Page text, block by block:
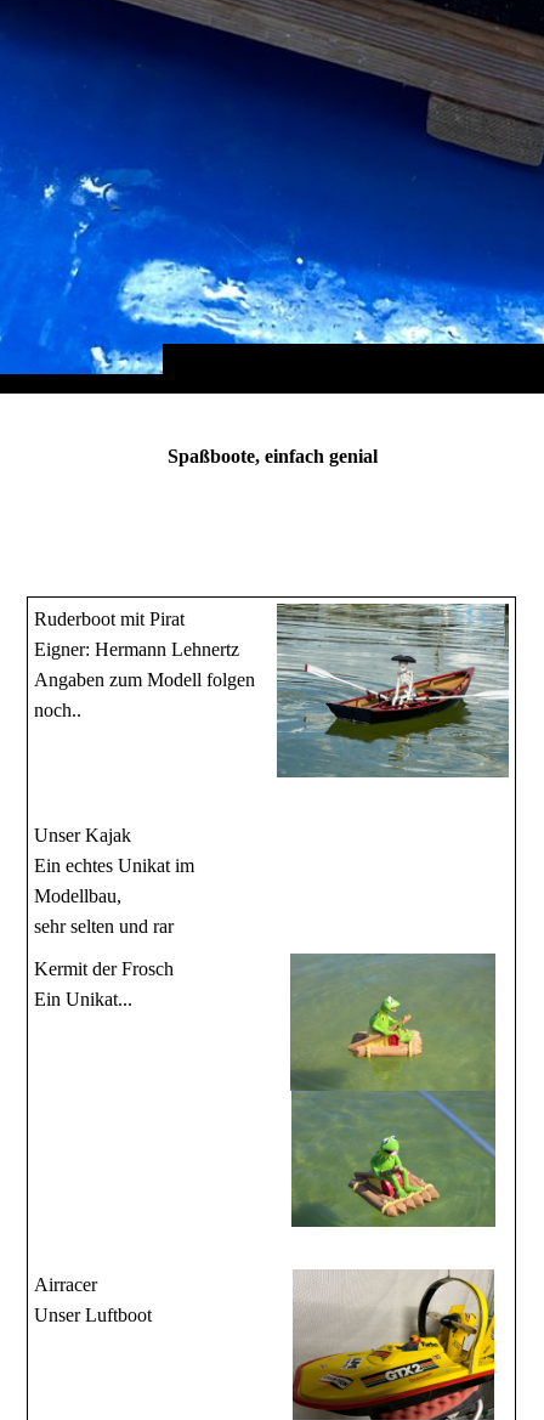
Spaßboote, einfach genial
Ruderboot mit Pirat
Eigner: Hermann Lehnertz
Angaben zum Modell folgen
noch..
Unser Kajak
Ein echtes Unikat im
Modellbau,
sehr selten und rar
Kermit der Frosch
Ein Unikat...
Airracer
Unser Luftboot